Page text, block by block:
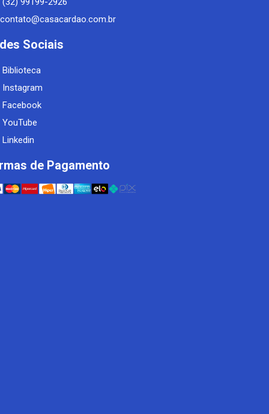
contato@casacardao.com.br
Sociais
Biblioteca
Instagram
Facebook
YouTube
Linkedin
de Pagamento